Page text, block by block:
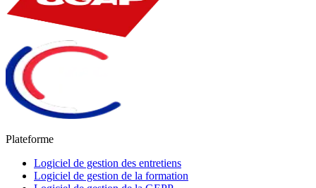
Plateforme
Logiciel de gestion des entretiens
Logiciel de gestion de la formation